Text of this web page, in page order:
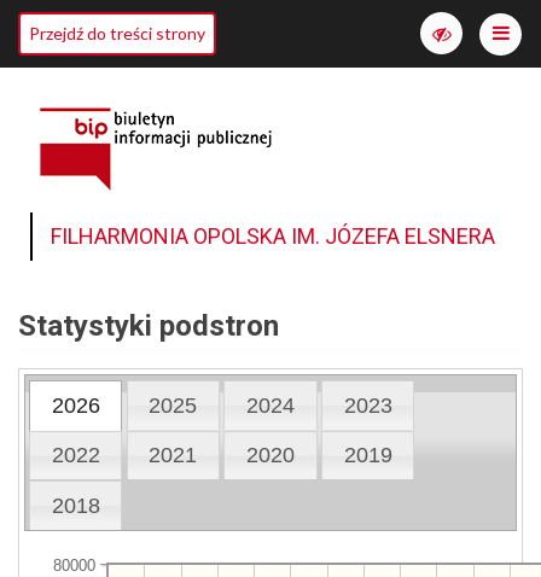
Przejdź do treści strony
Włącz
wersję
FILHARMONIA OPOLSKA IM. JÓZEFA ELSNERA
Statystyki podstron
2026 2025 2024 2023
2022 2021 2020 2019
2018
80000